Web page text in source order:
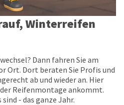
Winterreifen
Dann fahren Sie am
Ort. Dort beraten Sie Profis und
ab und wieder an. Hier
Reifenmontage ankommt.
- das ganze Jahr.